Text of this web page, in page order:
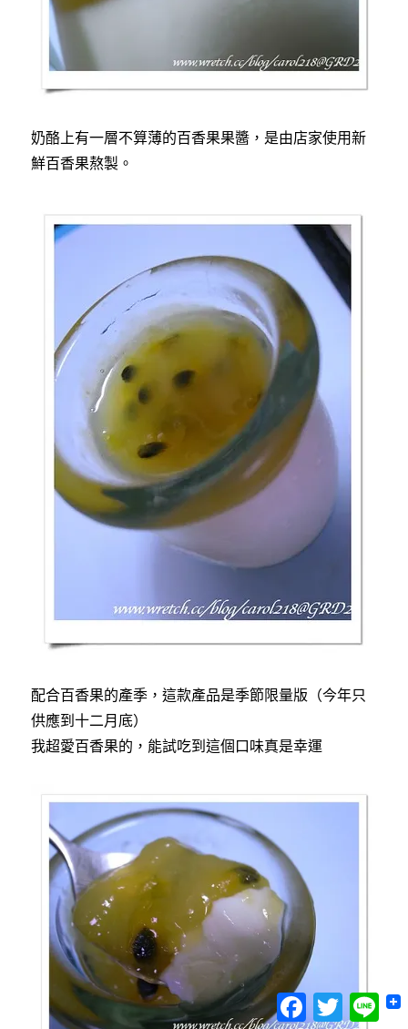
奶酪上有一層不算薄的百香果果醬，是由店家使用新
鮮百香果熬製。
配合百香果的產季，這款產品是季節限量版（今年只
供應到十二月底）
我超愛百香果的，能試吃到這個口味真是幸運
Facebook
Twitter